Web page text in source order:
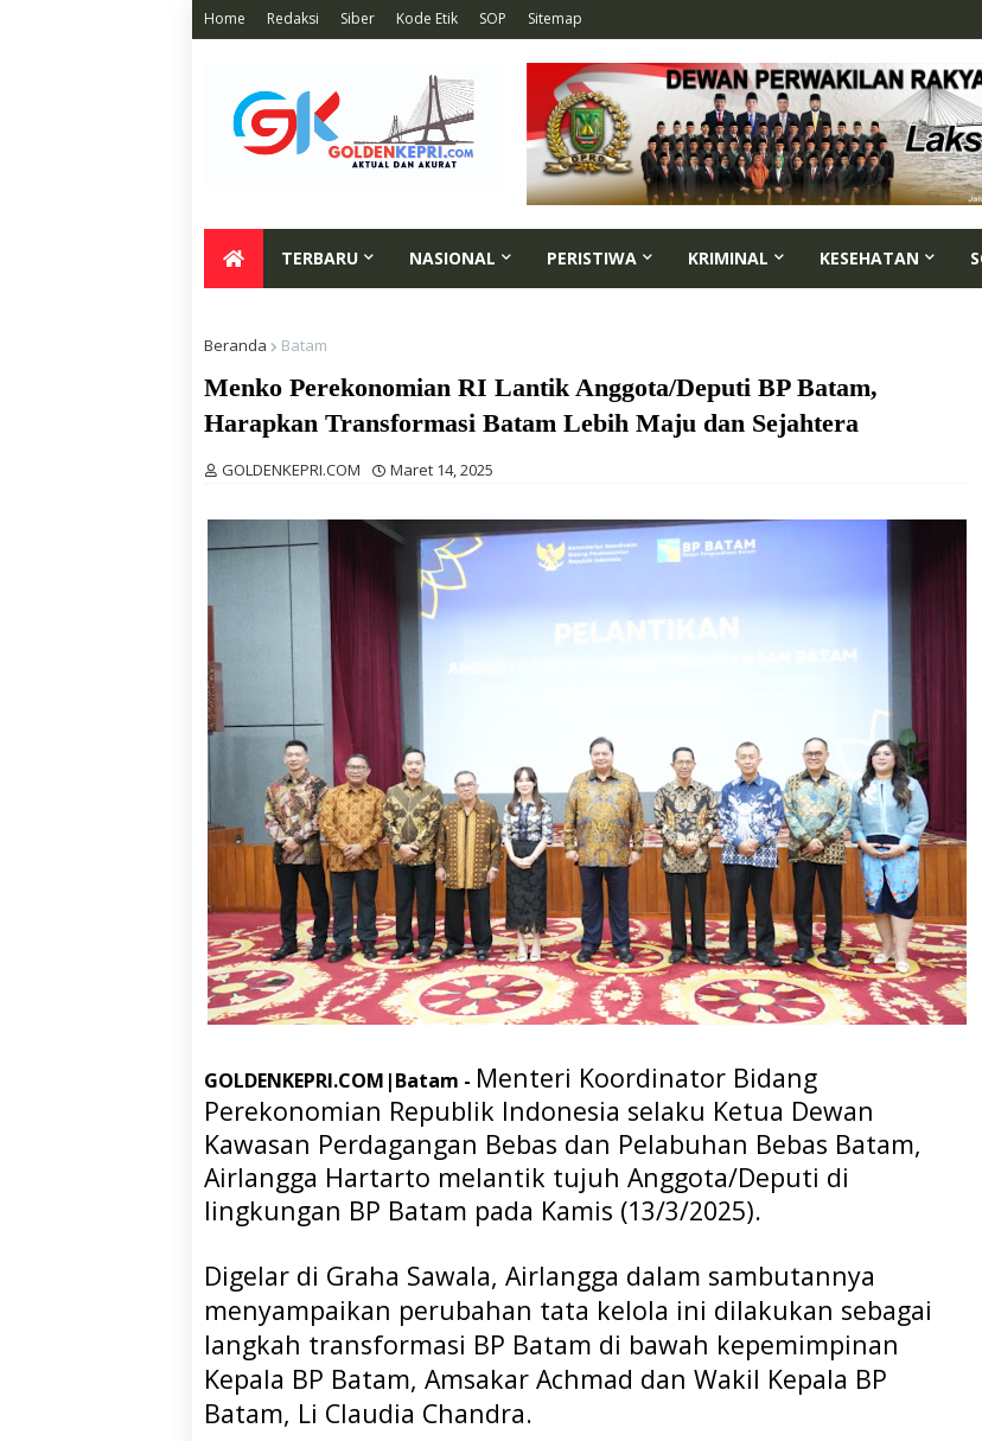
Home Redaksi Siber Kode Etik SOP Sitemap
TERBARU NASIONAL PERISTIWA KRIMINAL KESEHATAN
Beranda Batam
Menko Perekonomian RI Lantik Anggota/Deputi BP Batam,
Harapkan Transformasi Batam Lebih Maju dan Sejahtera
GOLDENKEPRI.COM Maret 14, 2025
GOLDENKEPRI.COM|Batam - Menteri Koordinator Bidang
Perekonomian Republik Indonesia selaku Ketua Dewan
Kawasan Perdagangan Bebas dan Pelabuhan Bebas Batam,
Airlangga Hartarto melantik tujuh Anggota/Deputi di
lingkungan BP Batam pada Kamis (13/3/2025).
Digelar di Graha Sawala, Airlangga dalam sambutannya
menyampaikan perubahan tata kelola ini dilakukan sebagai
langkah transformasi BP Batam di bawah kepemimpinan
Kepala BP Batam, Amsakar Achmad dan Wakil Kepala BP
Batam, Li Claudia Chandra.